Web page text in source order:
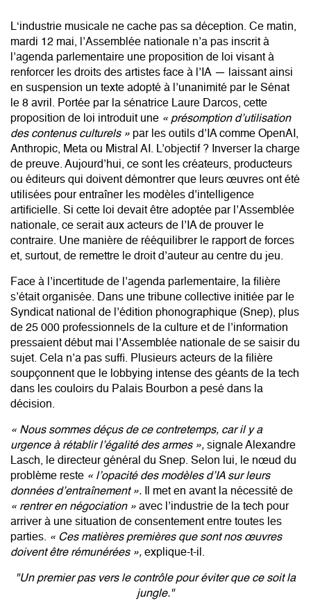
L‘industrie musicale ne cache pas sa déception. Ce matin,
mardi 12 mai, l’Assemblée nationale n’a pas inscrit à
l’agenda parlementaire une proposition de loi visant à
renforcer les droits des artistes face à l’IA — laissant ainsi
en suspension un texte adopté à l’unanimité par le Sénat
le 8 avril. Portée par la sénatrice Laure Darcos, cette
proposition de loi introduit une « présomption d’utilisation
des contenus culturels » par les outils d’IA comme OpenAI,
Anthropic, Meta ou Mistral AI. L’objectif ? Inverser la charge
de preuve. Aujourd’hui, ce sont les créateurs, producteurs
ou éditeurs qui doivent démontrer que leurs œuvres ont été
utilisées pour entraîner les modèles d’intelligence
artificielle. Si cette loi devait être adoptée par l’Assemblée
nationale, ce serait aux acteurs de l’IA de prouver le
contraire. Une manière de rééquilibrer le rapport de forces
et, surtout, de remettre le droit d’auteur au centre du jeu.
Face à l’incertitude de l’agenda parlementaire, la filière
s’était organisée. Dans une tribune collective initiée par le
Syndicat national de l’édition phonographique (Snep), plus
de 25 000 professionnels de la culture et de l’information
pressaient début mai l’Assemblée nationale de se saisir du
sujet. Cela n’a pas suffi. Plusieurs acteurs de la filière
soupçonnent que le lobbying intense des géants de la tech
dans les couloirs du Palais Bourbon a pesé dans la
décision.
« Nous sommes déçus de ce contretemps, car il y a
urgence à rétablir l’égalité des armes », signale Alexandre
Lasch, le directeur général du Snep. Selon lui, le nœud du
problème reste « l’opacité des modèles d’IA sur leurs
données d’entraînement ». Il met en avant la nécessité de
« rentrer en négociation » avec l’industrie de la tech pour
arriver à une situation de consentement entre toutes les
parties. « Ces matières premières que sont nos œuvres
doivent être rémunérées », explique-t-il.
"Un premier pas vers le contrôle pour éviter que ce soit la
jungle."